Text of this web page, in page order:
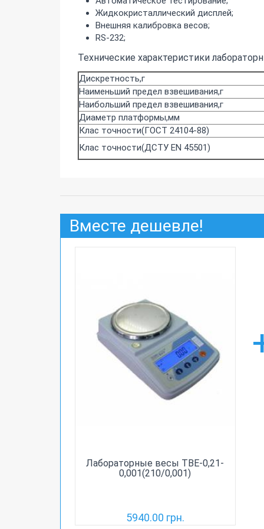
Жидкокристаллический дисплей;
Внешняя калибровка весов;
RS-232;
Технические характеристики
Дискретность,г
Наименьший предел взвешивания,г
Наибольший предел взвешивания,г
Диаметр платформы,мм
Клас точности(ГОСТ 24104-88)
Клас точности(ДСТУ EN 45501)
Вместе дешевле!
Лабораторные весы ТВЕ-0,21-
0,001(210/0,001)
5940.00 грн.